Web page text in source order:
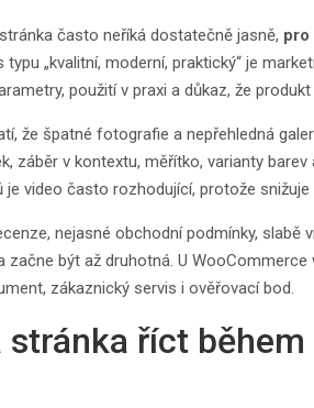
často neříká dostatečně jasně, pro
typu „kvalitní, moderní, praktický“ je
použití v praxi a důkaz, že
že špatné fotografie a nepřehledná
záběr v kontextu, měřítko, varianty barev
video často rozhodující, protože snižuje
nejasné obchodní podmínky, slabě
být až druhotná. U
zákaznický servis i ověřovací bod.
říct